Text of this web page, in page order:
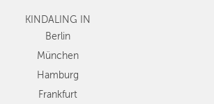
Köln
Düsseldorf
Stuttgart
Essen
KINDALING IN
Berlin
München
Hamburg
Frankfurt